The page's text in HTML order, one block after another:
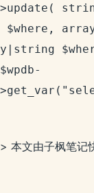
>update(
$where,
y|string
$wpdb-
> 本文由子枫笔记